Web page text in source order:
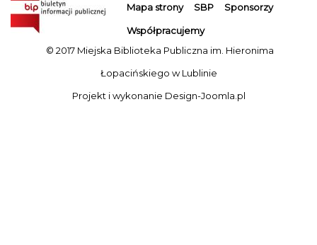
Mapa strony SBP Sponsorzy
Współpracujemy
© 2017 Miejska Biblioteka Publiczna im. Hieronima
Łopacińskiego w Lublinie
Projekt i wykonanie Design-Joomla.pl